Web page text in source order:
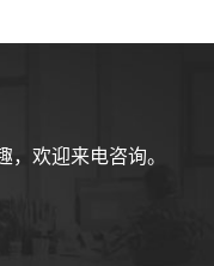
欢迎来电咨询。